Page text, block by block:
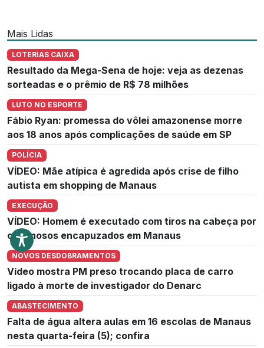
Mais Lidas
LOTERIAS CAIXA
Resultado da Mega-Sena de hoje: veja as dezenas
sorteadas e o prêmio de R$ 78 milhões
LUTO NO ESPORTE
Fábio Ryan: promessa do vôlei amazonense morre
aos 18 anos após complicações de saúde em SP
POLÍCIA
VÍDEO: Mãe atípica é agredida após crise de filho
autista em shopping de Manaus
EXECUÇÃO
VÍDEO: Homem é executado com tiros na cabeça por
criminosos encapuzados em Manaus
NOVOS DESDOBRAMENTOS
Vídeo mostra PM preso trocando placa de carro
ligado à morte de investigador do Denarc
ABASTECIMENTO
Falta de água altera aulas em 16 escolas de Manaus
nesta quarta-feira (5); confira